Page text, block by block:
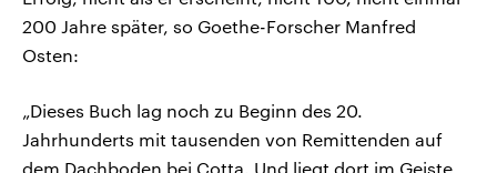
200 Jahre später, so Goethe-Forscher Manfred
Osten:
„Dieses Buch lag noch zu Beginn des 20.
Jahrhunderts mit tausenden von Remittenden auf
dem Dachboden bei Cotta. Und liegt dort im Geiste